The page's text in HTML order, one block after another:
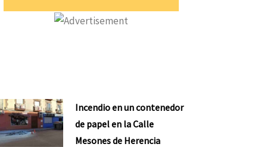
Incendio en un contenedor
de papel en la Calle
Mesones de Herencia